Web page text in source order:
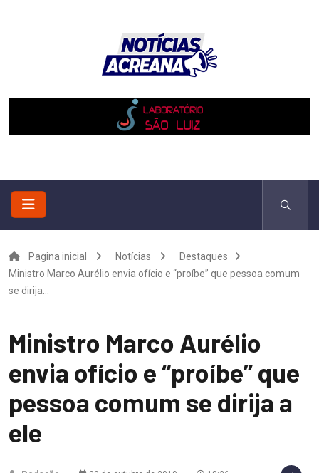
Pagina inicial Notícias
Destaques
Ministro Marco Aurélio envia ofício e “proíbe” que pessoa comum
se dirija...
Ministro Marco Aurélio
envia ofício e “proíbe” que
pessoa comum se dirija a
ele